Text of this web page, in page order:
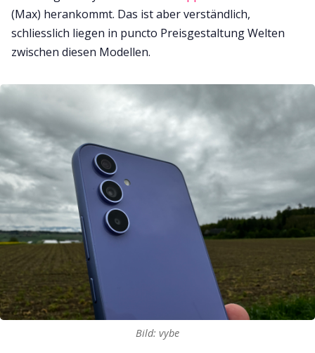
(Max) herankommt. Das ist aber verständlich,
schliesslich liegen in puncto Preisgestaltung Welten
zwischen diesen Modellen.
Bild: vybe